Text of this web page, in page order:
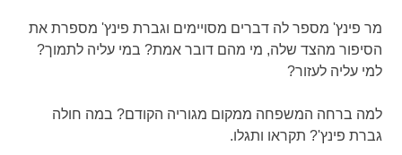
מר פינץ' מספר לה דברים מסויימים וגברת פינץ' מספרת את
הסיפור מהצד שלה, מי מהם דובר אמת? במי עליה לתמוך?
למי עליה לעזור?
למה ברחה המשפחה ממקום מגוריה הקודם? במה חולה
גברת פינץ'? תקראו ותגלו.